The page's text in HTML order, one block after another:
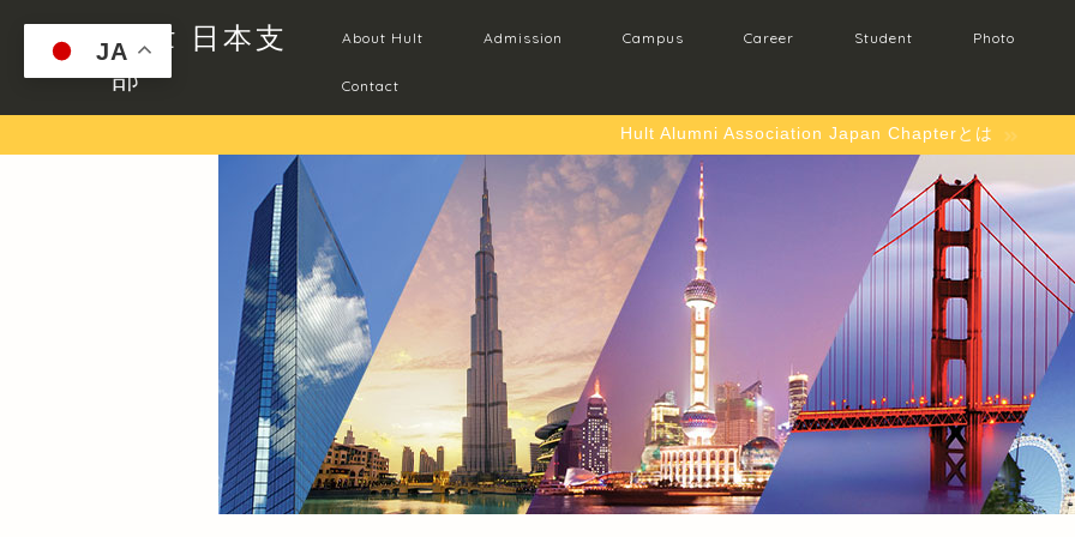
Hult 日本支
部
About Hult Admission Campus Career Student Photo
Contact
Hult Alumni Association Japan Chapterとは
JA